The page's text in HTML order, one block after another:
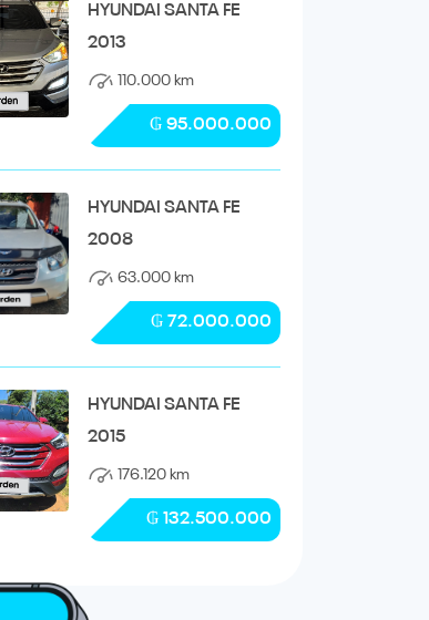
HYUNDAI SANTA FE
2013
110.000 km
₲ 95.000.000
HYUNDAI SANTA FE
2008
63.000 km
₲ 72.000.000
HYUNDAI SANTA FE
2015
176.120 km
₲ 132.500.000